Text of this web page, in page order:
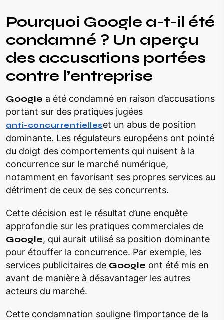
Pourquoi Google a-t-il été
condamné ? Un aperçu
des accusations portées
contre l’entreprise
Google a été condamné en raison d’accusations
portant sur des pratiques jugées
anti-concurrentielleset un abus de position
dominante. Les régulateurs européens ont pointé
du doigt des comportements qui nuisent à la
concurrence sur le marché numérique,
notamment en favorisant ses propres services au
détriment de ceux de ses concurrents.
Cette décision est le résultat d’une enquête
approfondie sur les pratiques commerciales de
Google, qui aurait utilisé sa position dominante
pour étouffer la concurrence. Par exemple, les
services publicitaires de Google ont été mis en
avant de manière à désavantager les autres
acteurs du marché.
Cette condamnation souligne l’importance de la